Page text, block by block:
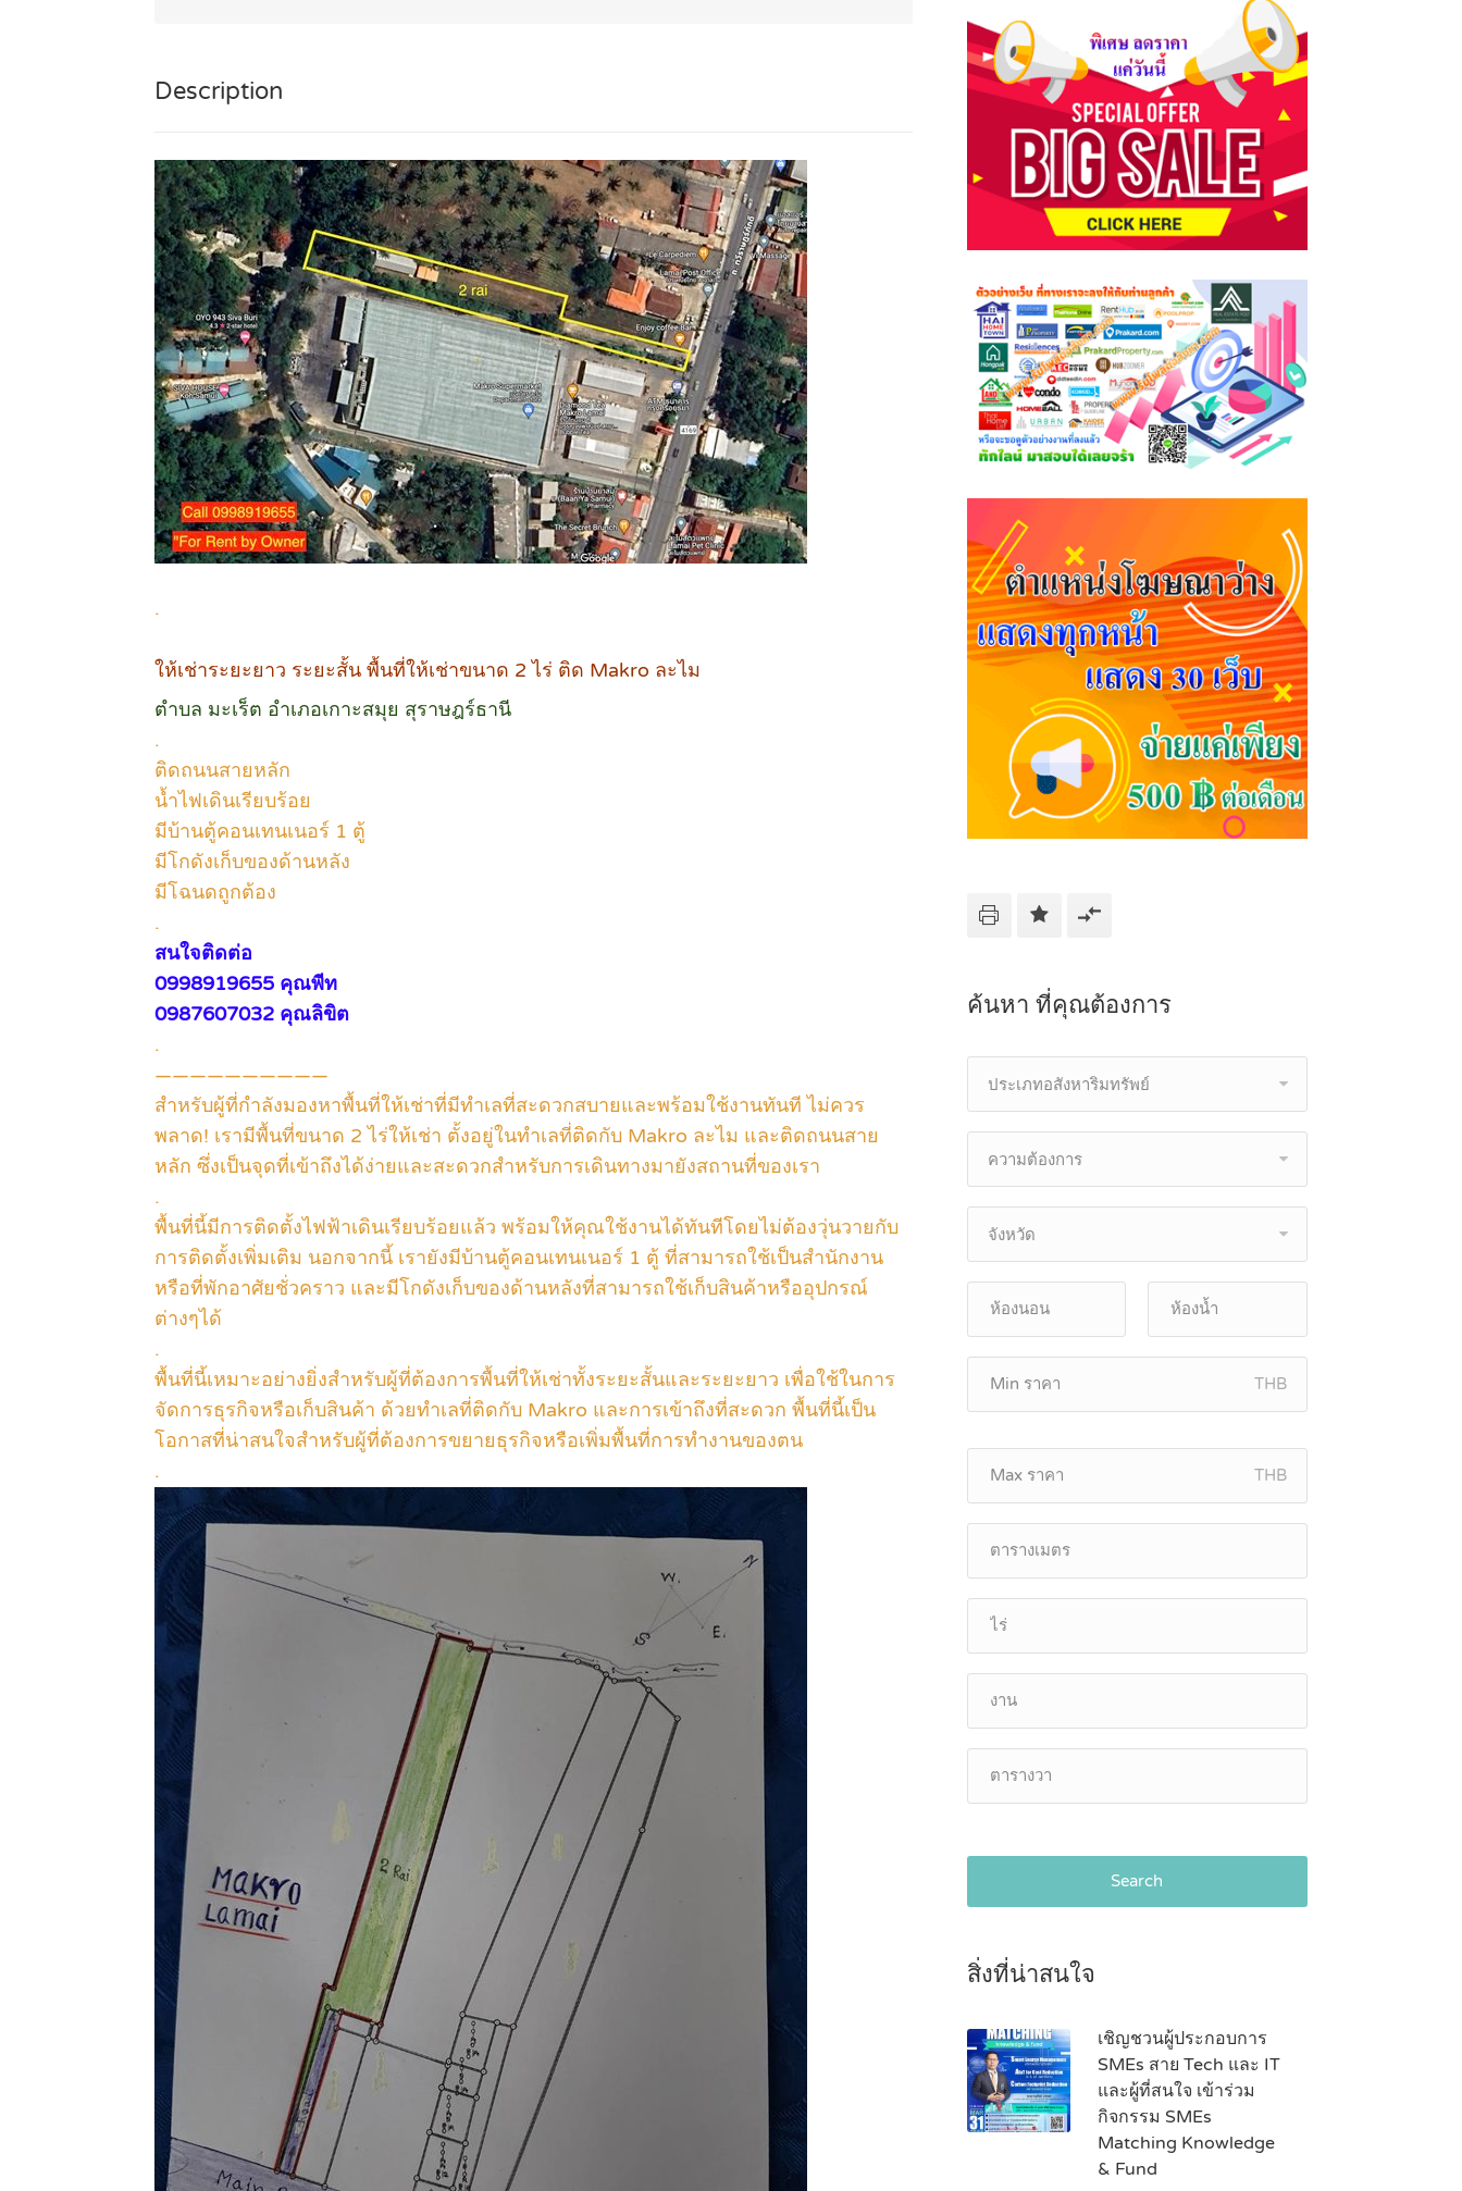
Description
.
ให้เช่าระยะยาว ระยะสั้น พื้นที่ให้เช่าขนาด 2 ไร่ ติด Makro ละไม
ตำบล มะเร็ต อำเภอเกาะสมุย สุราษฎร์ธานี
.
ติดถนนสายหลัก
น้ำไฟเดินเรียบร้อย
มีบ้านตู้คอนเทนเนอร์ 1 ตู้
มีโกดังเก็บของด้านหลัง
มีโฉนดถูกต้อง
.
สนใจติดต่อ
0998919655 คุณพีท
0987607032 คุณลิขิต
.
——————————
สำหรับผู้ที่กำลังมองหาพื้นที่ให้เช่าที่มีทำเลที่สะดวกสบายและพร้อมใช้งานทันที ไม่ควร
พลาด! เรามีพื้นที่ขนาด 2 ไร่ให้เช่า ตั้งอยู่ในทำเลที่ติดกับ Makro ละไม และติดถนนสาย
หลัก ซึ่งเป็นจุดที่เข้าถึงได้ง่ายและสะดวกสำหรับการเดินทางมายังสถานที่ของเรา
.
พื้นที่นี้มีการติดตั้งไฟฟ้าเดินเรียบร้อยแล้ว พร้อมให้คุณใช้งานได้ทันทีโดยไม่ต้องวุ่นวายกับ
การติดตั้งเพิ่มเติม นอกจากนี้ เรายังมีบ้านตู้คอนเทนเนอร์ 1 ตู้ ที่สามารถใช้เป็นสำนักงาน
หรือที่พักอาศัยชั่วคราว และมีโกดังเก็บของด้านหลังที่สามารถใช้เก็บสินค้าหรืออุปกรณ์
ต่างๆได้
.
พื้นที่นี้เหมาะอย่างยิ่งสำหรับผู้ที่ต้องการพื้นที่ให้เช่าทั้งระยะสั้นและระยะยาว เพื่อใช้ในการ
จัดการธุรกิจหรือเก็บสินค้า ด้วยทำเลที่ติดกับ Makro และการเข้าถึงที่สะดวก พื้นที่นี้เป็น
โอกาสที่น่าสนใจสำหรับผู้ที่ต้องการขยายธุรกิจหรือเพิ่มพื้นที่การทำงานของตน
.
ค้นหา ที่คุณต้องการ
ประเภทอสังหาริมทรัพย์
ความต้องการ
จังหวัด
THB
THB
Search
สิ่งที่น่าสนใจ
เชิญชวนผู้ประกอบการ
SMEs สาย Tech และ IT
และผู้ที่สนใจ เข้าร่วม
กิจกรรม SMEs
Matching Knowledge
& Fund